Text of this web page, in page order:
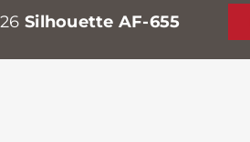
Silhouette AF-655